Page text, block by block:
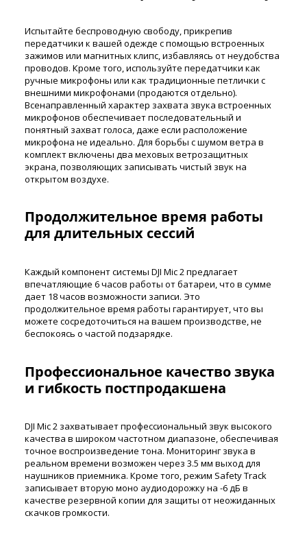
Испытайте беспроводную свободу, прикрепив
передатчики к вашей одежде с помощью встроенных
зажимов или магнитных клипс, избавляясь от неудобства
проводов. Кроме того, используйте передатчики как
ручные микрофоны или как традиционные петлички с
внешними микрофонами (продаются отдельно).
Всенаправленный характер захвата звука встроенных
микрофонов обеспечивает последовательный и
понятный захват голоса, даже если расположение
микрофона не идеально. Для борьбы с шумом ветра в
комплект включены два меховых ветрозащитных
экрана, позволяющих записывать чистый звук на
открытом воздухе.
Продолжительное время работы
для длительных сессий
Каждый компонент системы DJI Mic 2 предлагает
впечатляющие 6 часов работы от батареи, что в сумме
дает 18 часов возможности записи. Это
продолжительное время работы гарантирует, что вы
можете сосредоточиться на вашем производстве, не
беспокоясь о частой подзарядке.
Профессиональное качество звука
и гибкость постпродакшена
DJI Mic 2 захватывает профессиональный звук высокого
качества в широком частотном диапазоне, обеспечивая
точное воспроизведение тона. Мониторинг звука в
реальном времени возможен через 3.5 мм выход для
наушников приемника. Кроме того, режим Safety Track
записывает вторую моно аудиодорожку на -6 дБ в
качестве резервной копии для защиты от неожиданных
скачков громкости.